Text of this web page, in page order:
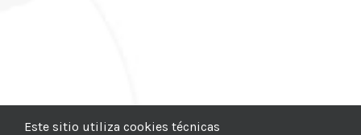
Este sitio utiliza cookies técnicas